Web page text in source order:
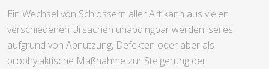
Ein Wechsel von Schlössern aller Art kann aus vielen
verschiedenen Ursachen unabdingbar werden: sei es
aufgrund von Abnutzung, Defekten oder aber als
prophylaktische Maßnahme zur Steigerung der